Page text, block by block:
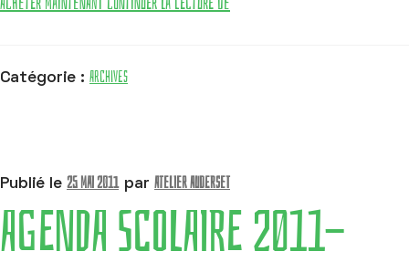
Catégorie : Archives
Publié le 25 mai 2011 par Atelier Auderset
AGENDA SCOLAIRE 2011-